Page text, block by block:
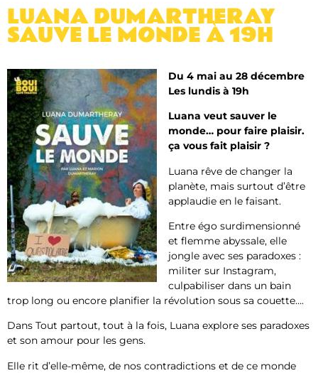
LUANA DUMARTHERAY
SAUVE LE MONDE À 19H
Du 4 mai au 28 décembre
Les lundis à 19h
Luana veut sauver le
monde… pour faire plaisir.
ça vous fait plaisir ?
Luana rêve de changer la
planète, mais surtout d’être
applaudie en le faisant.
Entre égo surdimensionné
et flemme abyssale, elle
jongle avec ses paradoxes :
militer sur Instagram,
culpabiliser dans un bain
trop long ou encore planifier la révolution sous sa couette….
Dans Tout partout, tout à la fois, Luana explore ses paradoxes
et son amour pour les gens.
Elle rit d’elle-même, de nos contradictions et de ce monde